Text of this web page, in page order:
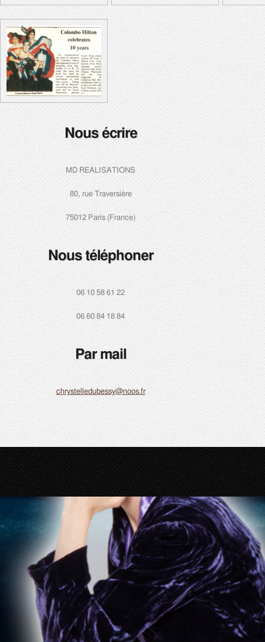
Nous écrire
MD REALISATIONS
80, rue Traversière
75012 Paris (France)
Nous téléphoner
06 10 58 61 22
06 60 84 18 84
Par mail
chrystelledubessy@noos.fr
ACCUEIL VIDÉOS PHOTOS SPECTACLE PARRAINÉ PAR OLIVIER